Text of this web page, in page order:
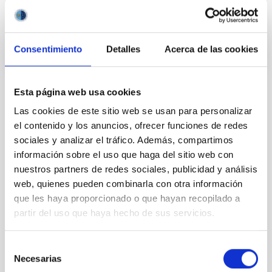
Consentimiento Detalles Acerca de las cookies
Esta página web usa cookies
Las cookies de este sitio web se usan para personalizar
el contenido y los anuncios, ofrecer funciones de redes
sociales y analizar el tráfico. Además, compartimos
información sobre el uso que haga del sitio web con
nuestros partners de redes sociales, publicidad y análisis
web, quienes pueden combinarla con otra información
que les haya proporcionado o que hayan recopilado a
partir del uso que haya hecho de sus servicios.
Necesarias
CON ÁRBITRO
Física estelar e interestelar (FEEI)
Sistema Solar y Sistemas Planetarios (SEYSS)
Cartografiados
Fotometría
Te puede interesar